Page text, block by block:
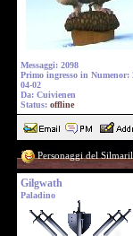
Messaggi: 2098
Primo ingresso in Numenor:
04-02
Da: Cuivienen
Status: offline
Personaggi del
Gilgwath
Paladino